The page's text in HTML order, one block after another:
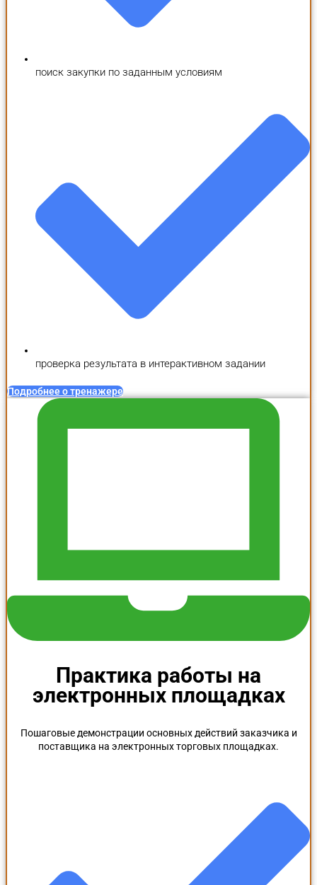
поиск закупки по заданным условиям
проверка результата в интерактивном задании
Подробнее о тренажере
Практика работы на
электронных площадках
Пошаговые демонстрации основных действий заказчика и
поставщика на электронных торговых площадках.